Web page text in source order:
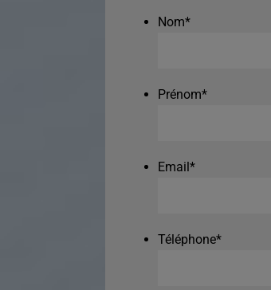
Nom*
Prénom*
Email*
Téléphone*